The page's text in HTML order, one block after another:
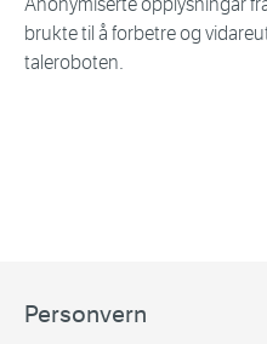
Anonymiserte opplysningar
brukte til å forbetre og
taleroboten.
Personvern